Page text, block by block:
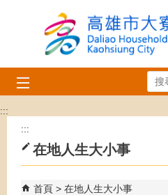
跳到主要內容區塊
:::
:::
在地人生大小事
首頁 在地人生大小事